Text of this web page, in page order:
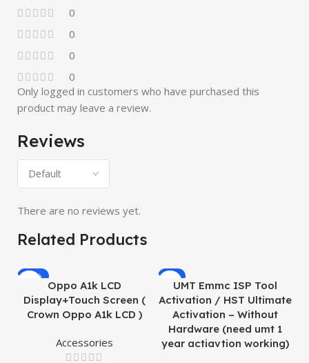
0
0
0
0
Reviews
There are no reviews yet.
Only logged in customers who have purchased this
product may leave a review.
Related Products
-19%
Oppo A1k LCD
Display+Touch Screen (
Crown Oppo A1k LCD )
Accessories
-8%
UMT Emmc ISP Tool
Activation / HST Ultimate
Activation – Without
Hardware (need umt 1
year actiavtion working)